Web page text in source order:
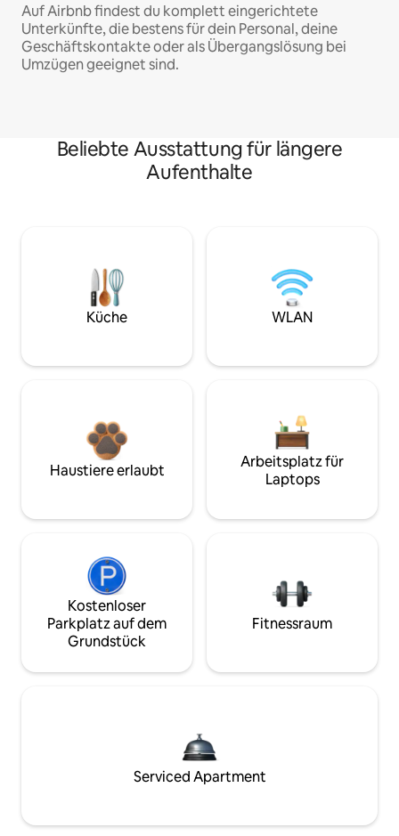
Auf Airbnb findest du komplett eingerichtete
Unterkünfte, die bestens für dein Personal, deine
Geschäftskontakte oder als Übergangslösung bei
Umzügen geeignet sind.
Beliebte Ausstattung für längere
Aufenthalte
Küche WLAN
Haustiere erlaubt
Arbeitsplatz für
Laptops
Kostenloser
Parkplatz auf dem
Grundstück
Fitnessraum
Serviced Apartment